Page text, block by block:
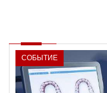
СОБЫТИЕ